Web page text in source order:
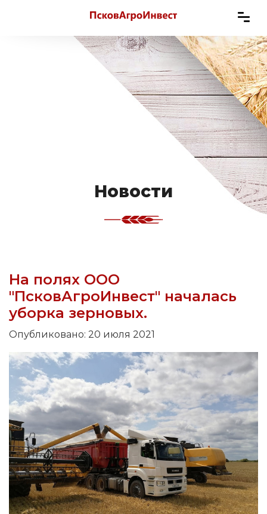
Новости
На полях ООО
"ПсковАгроИнвест" началась
уборка зерновых.
Опубликовано: 20 июля 2021